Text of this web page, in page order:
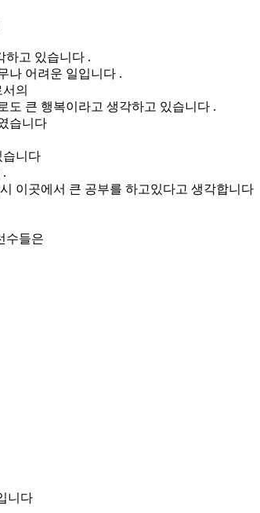
하고 있습니다 .
나 어려운 일입니다 .
의
도 큰 행복이라고 생각하고 있습니다 .
습니다
습니다
.
이곳에서 큰 공부를 하고있다고 생각합니다
수들은
니다